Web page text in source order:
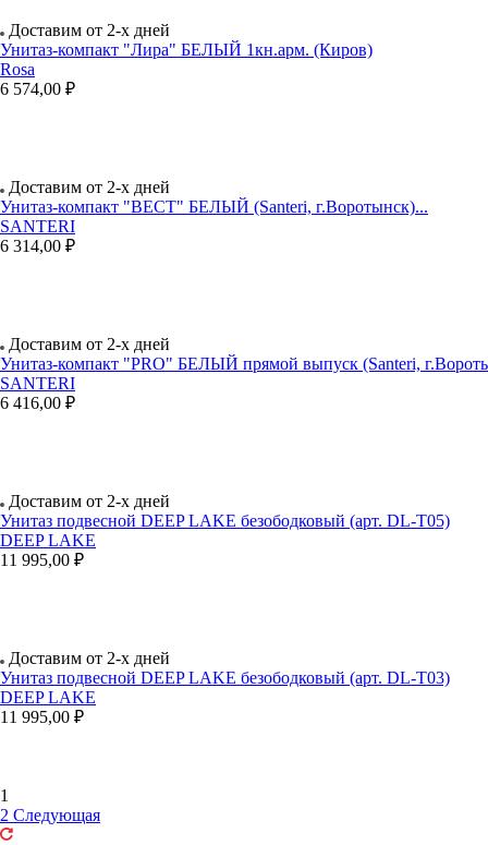
Доставим от 2-х дней
Унитаз-компакт "Лира" БЕЛЫЙ 1кн.арм. (Киров)
Rosa
6 574,00 ₽
Доставим от 2-х дней
Унитаз-компакт "ВЕСТ" БЕЛЫЙ (Santeri, г.Воротынск)...
SANTERI
6 314,00 ₽
Доставим от 2-х дней
Унитаз-компакт "PRO" БЕЛЫЙ прямой выпуск (Santeri,
SANTERI
6 416,00 ₽
Доставим от 2-х дней
Унитаз подвесной DEEP LAKE безободковый (арт. DL-T05)
DEEP LAKE
11 995,00 ₽
Доставим от 2-х дней
Унитаз подвесной DEEP LAKE безободковый (арт. DL-T03)
DEEP LAKE
11 995,00 ₽
1
2 Следующая